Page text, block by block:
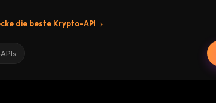
die beste Krypto-API